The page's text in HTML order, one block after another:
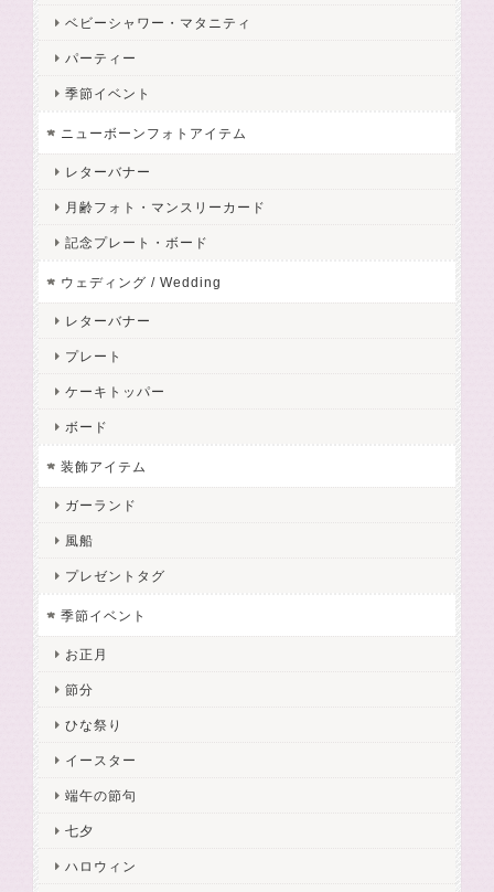
ベビーシャワー・マタニティ
パーティー
季節イベント
ニューボーンフォトアイテム
レターバナー
月齢フォト・マンスリーカード
記念プレート・ボード
ウェディング / Wedding
レターバナー
プレート
ケーキトッパー
ボード
装飾アイテム
ガーランド
風船
プレゼントタグ
季節イベント
お正月
節分
ひな祭り
イースター
端午の節句
七夕
ハロウィン